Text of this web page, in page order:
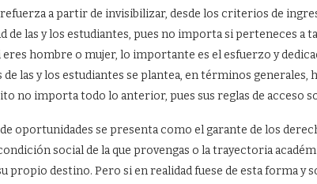
a partir de invisibilizar, desde los criterios de
de las y los estudiantes, pues no importa si perteneces a
eres hombre o mujer, lo importante es el esfuerzo y
las y los estudiantes se plantea, en términos generales,
no importa todo lo anterior, pues sus reglas de acceso
de oportunidades se presenta como el garante de los
social de la que provengas o la trayectoria
propio destino. Pero si en realidad fuese de esta forma y